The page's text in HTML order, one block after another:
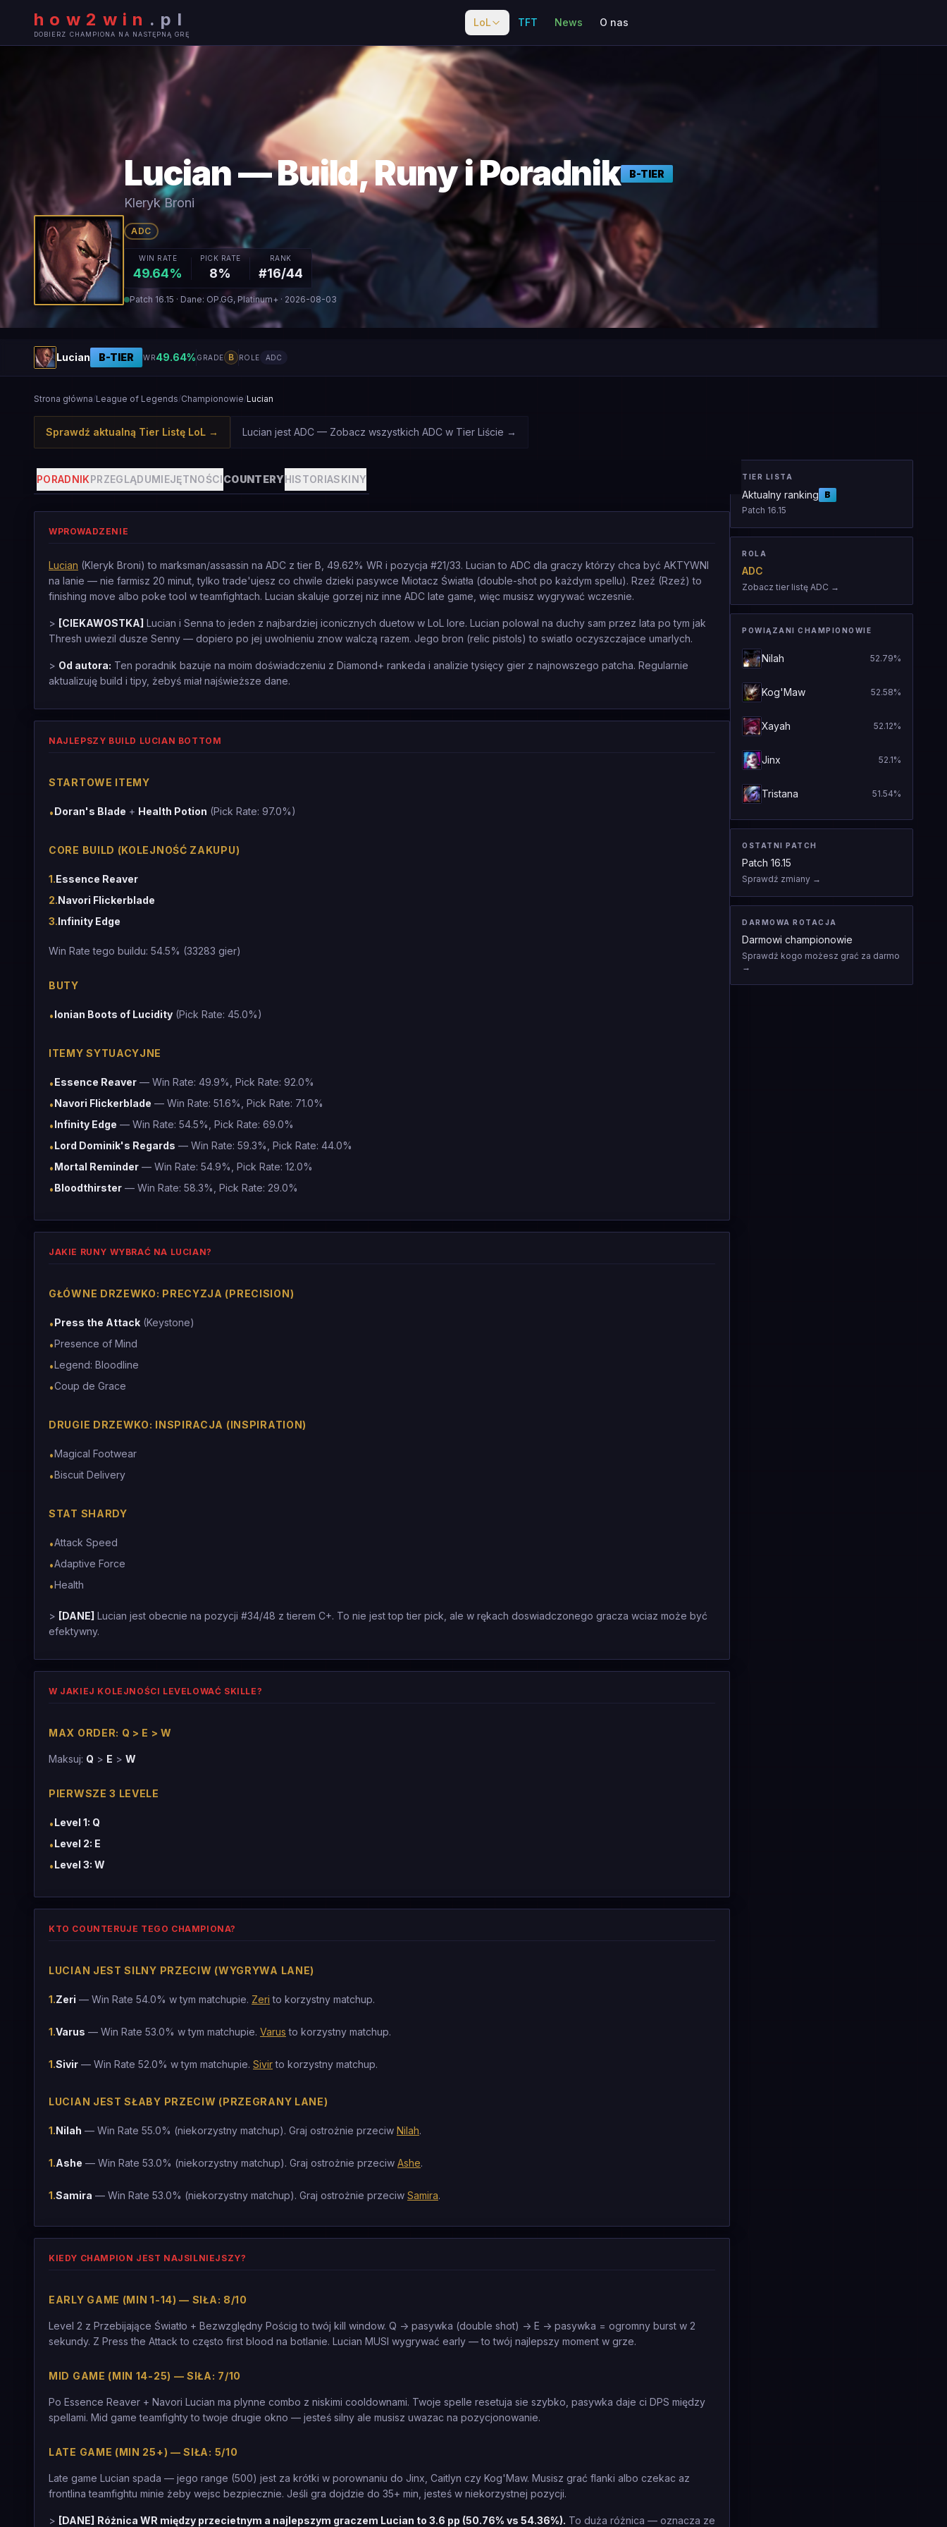
how2win . pl
DOBIERZ CHAMPIONA NA NASTĘPNĄ GRĘ
LoL TFT News O nas
Lucian — Build, Runy i Poradnik B-TIER
Kleryk Broni
ADC
WIN RATE
49.64%
PICK RATE
8%
RANK
#16/44
Patch 16.15 · Dane: OP.GG, Platinum+ · 2026-08-03
Lucian B-TIER WR49.64% GRADE B ROLE ADC
Strona główna/League of Legends/Championowie/Lucian
Sprawdź aktualną Tier Listę LoL → Lucian jest ADC — Zobacz wszystkich ADC w Tier Liście →
PORADNIKPRZEGLĄDUMIEJĘTNOŚCICOUNTERYHISTORIASKINY
WPROWADZENIE
Lucian (Kleryk Broni) to marksman/assassin na ADC z tier B, 49.62% WR i pozycja #21/33. Lucian to ADC dla graczy którzy chca być AKTYWNI
na lanie — nie farmisz 20 minut, tylko trade'ujesz co chwile dzieki pasywce Miotacz Światła (double-shot po każdym spellu). Rzeź (Rzeź) to
finishing move albo poke tool w teamfightach. Lucian skaluje gorzej niz inne ADC late game, więc musisz wygrywać wczesnie.
> [CIEKAWOSTKA] Lucian i Senna to jeden z najbardziej iconicznych duetow w LoL lore. Lucian polowal na duchy sam przez lata po tym jak
Thresh uwiezil dusze Senny — dopiero po jej uwolnieniu znow walczą razem. Jego bron (relic pistols) to swiatlo oczyszczajace umarlych.
> Od autora: Ten poradnik bazuje na moim doświadczeniu z Diamond+ rankeda i analizie tysięcy gier z najnowszego patcha. Regularnie
aktualizuję build i tipy, żebyś miał najświeższe dane.
NAJLEPSZY BUILD LUCIAN BOTTOM
STARTOWE ITEMY
•Doran's Blade + Health Potion (Pick Rate: 97.0%)
CORE BUILD (KOLEJNOŚĆ ZAKUPU)
1.Essence Reaver
2.Navori Flickerblade
3.Infinity Edge
Win Rate tego buildu: 54.5% (33283 gier)
BUTY
•Ionian Boots of Lucidity (Pick Rate: 45.0%)
ITEMY SYTUACYJNE
•Essence Reaver — Win Rate: 49.9%, Pick Rate: 92.0%
•Navori Flickerblade — Win Rate: 51.6%, Pick Rate: 71.0%
•Infinity Edge — Win Rate: 54.5%, Pick Rate: 69.0%
•Lord Dominik's Regards — Win Rate: 59.3%, Pick Rate: 44.0%
•Mortal Reminder — Win Rate: 54.9%, Pick Rate: 12.0%
•Bloodthirster — Win Rate: 58.3%, Pick Rate: 29.0%
JAKIE RUNY WYBRAĆ NA LUCIAN?
GŁÓWNE DRZEWKO: PRECYZJA (PRECISION)
•Press the Attack (Keystone)
•Presence of Mind
•Legend: Bloodline
•Coup de Grace
DRUGIE DRZEWKO: INSPIRACJA (INSPIRATION)
•Magical Footwear
•Biscuit Delivery
STAT SHARDY
•Attack Speed
•Adaptive Force
•Health
> [DANE] Lucian jest obecnie na pozycji #34/48 z tierem C+. To nie jest top tier pick, ale w rękach doswiadczonego gracza wciaz może być
efektywny.
W JAKIEJ KOLEJNOŚCI LEVELOWAĆ SKILLE?
MAX ORDER: Q > E > W
Maksuj: Q > E > W
PIERWSZE 3 LEVELE
•Level 1: Q
•Level 2: E
•Level 3: W
KTO COUNTERUJE TEGO CHAMPIONA?
LUCIAN JEST SILNY PRZECIW (WYGRYWA LANE)
1.Zeri — Win Rate 54.0% w tym matchupie. Zeri to korzystny matchup.
1.Varus — Win Rate 53.0% w tym matchupie. Varus to korzystny matchup.
1.Sivir — Win Rate 52.0% w tym matchupie. Sivirto korzystny matchup.
LUCIAN JEST SŁABY PRZECIW (PRZEGRANY LANE)
1.Nilah — Win Rate 55.0% (niekorzystny matchup). Graj ostrożnie przeciw Nilah.
1.Ashe — Win Rate 53.0% (niekorzystny matchup). Graj ostrożnie przeciw Ashe.
1.Samira — Win Rate 53.0% (niekorzystny matchup). Graj ostrożnie przeciw Samira.
KIEDY CHAMPION JEST NAJSILNIEJSZY?
EARLY GAME (MIN 1-14) — SIŁA: 8/10
Level 2 z Przebijające Światło + Bezwzględny Pościg to twój kill window. Q -> pasywka (double shot) -> E -> pasywka = ogromny burst w 2
sekundy. Z Press the Attack to często first blood na botlanie. Lucian MUSI wygrywać early — to twój najlepszy moment w grze.
MID GAME (MIN 14-25) — SIŁA: 7/10
Po Essence Reaver + Navori Lucian ma plynne combo z niskimi cooldownami. Twoje spelle resetuja sie szybko, pasywka daje ci DPS między
spellami. Mid game teamfighty to twoje drugie okno — jesteś silny ale musisz uwazac na pozycjonowanie.
LATE GAME (MIN 25+) — SIŁA: 5/10
Late game Lucian spada — jego range (500) jest za krótki w porownaniu do Jinx, Caitlyn czy Kog'Maw. Musisz grać flanki albo czekac az
frontlina teamfightu minie żeby wejsc bezpiecznie. Jeśli gra dojdzie do 35+ min, jesteś w niekorzystnej pozycji.
> [DANE] Różnica WR między przecietnym a najlepszym graczem Lucian to 3.6 pp (50.76% vs 54.36%). To duża różnica — oznacza ze
TIER LISTA
Aktualny ranking
B
Patch 16.15
ROLA
ADC
Zobacz tier listę ADC →
POWIĄZANI CHAMPIONOWIE
Nilah 52.79%
Kog'Maw 52.58%
Xayah 52.12%
Jinx 52.1%
Tristana 51.54%
OSTATNI PATCH
Patch 16.15
Sprawdź zmiany →
DARMOWA ROTACJA
Darmowi championowie
Sprawdź kogo możesz grać za darmo
→